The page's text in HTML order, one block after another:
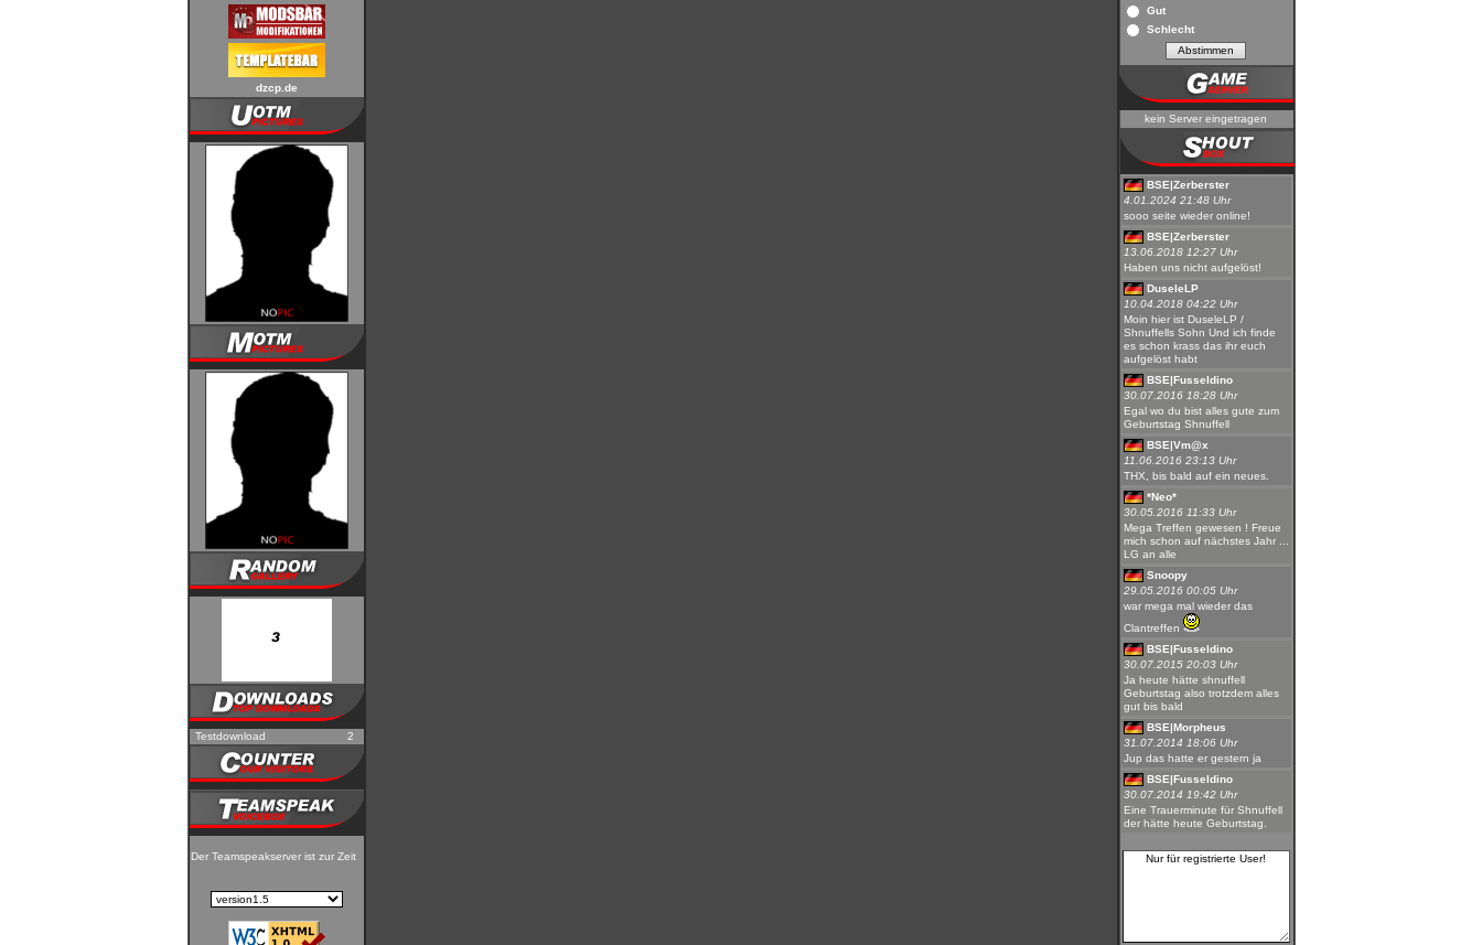
dzcp.de
Testdownload 2
Der Teamspeakserver ist zur Zeit nicht erreichbar!
Gut
Schlecht
kein Server eingetragen
BSE|Zerberster
4.01.2024 21:48 Uhr
sooo seite wieder online!
BSE|Zerberster
13.06.2018 12:27 Uhr
Haben uns nicht aufgelöst!
DuseleLP
10.04.2018 04:22 Uhr
Moin hier ist DuseleLP /
Shnuffells Sohn Und ich finde
es schon krass das ihr euch
aufgelöst habt
BSE|Fusseldino
30.07.2016 18:28 Uhr
Egal wo du bist alles gute zum
Geburtstag Shnuffell
BSE|Vm@x
11.06.2016 23:13 Uhr
THX, bis bald auf ein neues.
*Neo*
30.05.2016 11:33 Uhr
Mega Treffen gewesen ! Freue
mich schon auf nächstes Jahr ...
LG an alle
Snoopy
29.05.2016 00:05 Uhr
war mega mal wieder das
Clantreffen
BSE|Fusseldino
30.07.2015 20:03 Uhr
Ja heute hätte shnuffell
Geburtstag also trotzdem alles
gut bis bald
BSE|Morpheus
31.07.2014 18:06 Uhr
Jup das hatte er gestern ja
BSE|Fusseldino
30.07.2014 19:42 Uhr
Eine Trauerminute für Shnuffell
der hätte heute Geburtstag.